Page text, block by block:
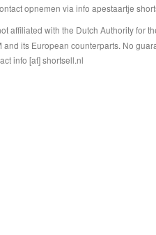
opnemen via info apestaartje
affiliated with the Dutch Authority for
its European counterparts. No
info [at] shortsell.nl